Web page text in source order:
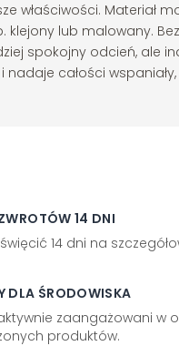
właściwości. Materiał
klejony lub malowany.
spokojny odcień, ale
całości
14 DNI
14 dni na
DLA ŚRODOWISKA
zaangażowani w
produktów.